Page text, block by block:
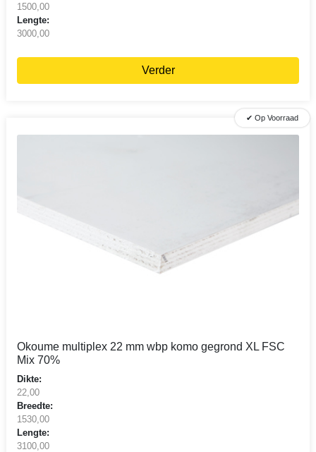
1500,00
Lengte:
3000,00
Verder
✔ Op Voorraad
Okoume multiplex 22 mm wbp komo gegrond XL FSC
Mix 70%
Dikte:
22,00
Breedte:
1530,00
Lengte:
3100,00